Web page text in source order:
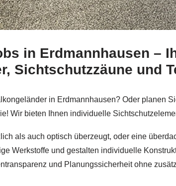
für Erdmannhausen beiSchmid & Jakobs
in Erdmannhausen –
Sichtschutzzäune und
in Erdmannhausen? Oder planen
Wir bieten Ihnen individuelle
als auch optisch überzeugt, oder eine
Werkstoffe und gestalten individuelle
und Planungssicherheit ohne